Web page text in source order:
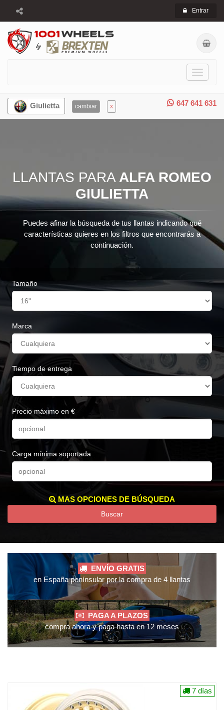
Entrar
Toggle
647 641 631
Giulietta cambiar x
LLANTAS PARA ALFA ROMEO
GIULIETTA
Puedes afinar la búsqueda de tus llantas indicando qué
características quieres en los filtros que encontrarás a
continuación.
Tamaño
Marca
Tiempo de entrega
Precio máximo en €
Carga mínima soportada
MAS OPCIONES DE BÚSQUEDA
Buscar
ENVÍO GRATIS
en España penínsular por la compra de 4 llantas
PAGA A PLAZOS
compra ahora y paga hasta en 12 meses
7 días